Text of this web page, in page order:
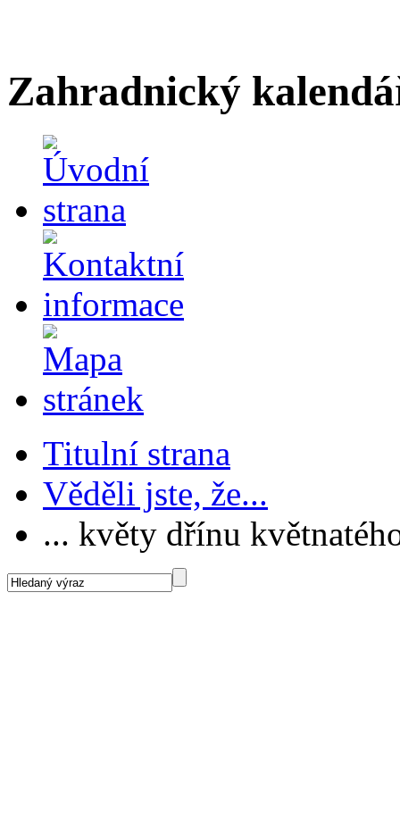
Zahradnický
Titulní strana
Věděli jste, že...
... květy dřínu